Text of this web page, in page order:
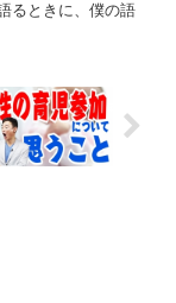
るときに、僕の語